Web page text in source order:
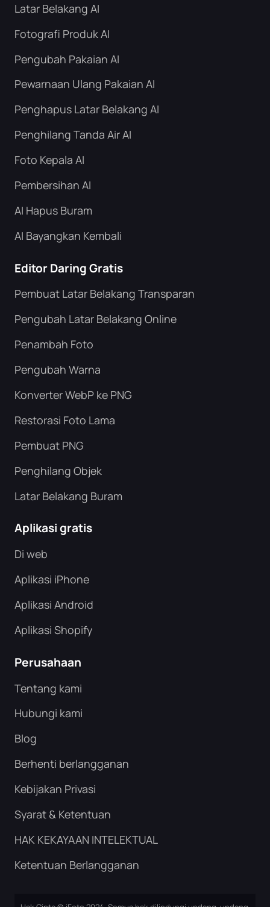
Latar Belakang AI
Fotografi Produk AI
Pengubah Pakaian AI
Pewarnaan Ulang Pakaian AI
Penghapus Latar Belakang AI
Penghilang Tanda Air AI
Foto Kepala AI
Pembersihan AI
AI Hapus Buram
AI Bayangkan Kembali
Editor Daring Gratis
Pembuat Latar Belakang Transparan
Pengubah Latar Belakang Online
Penambah Foto
Pengubah Warna
Konverter WebP ke PNG
Restorasi Foto Lama
Pembuat PNG
Penghilang Objek
Latar Belakang Buram
Aplikasi gratis
Di web
Aplikasi iPhone
Aplikasi Android
Aplikasi Shopify
Perusahaan
Tentang kami
Hubungi kami
Blog
Berhenti berlangganan
Kebijakan Privasi
Syarat & Ketentuan
HAK KEKAYAAN INTELEKTUAL
Ketentuan Berlangganan